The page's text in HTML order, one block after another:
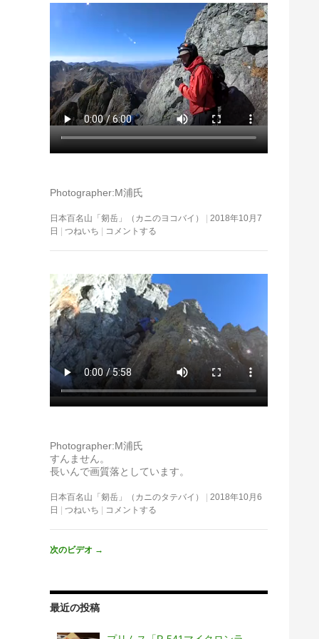
Photographer:M浦氏
日本百名山「剱岳」（カニのヨコバイ）
2018年10月7
日
つねいち コメントする
Photographer:M浦氏
すんません。
長いんで画質落としています。
日本百名山「剱岳」（カニのタテバイ）
2018年10月6
日
つねいち コメントする
次のビデオ →
最近の投稿